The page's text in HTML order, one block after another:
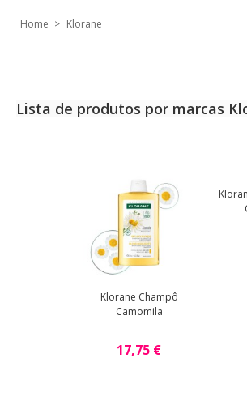
Home > Klorane
Lista de produtos por marcas
Klorane Champô
Camomila
17,75 €